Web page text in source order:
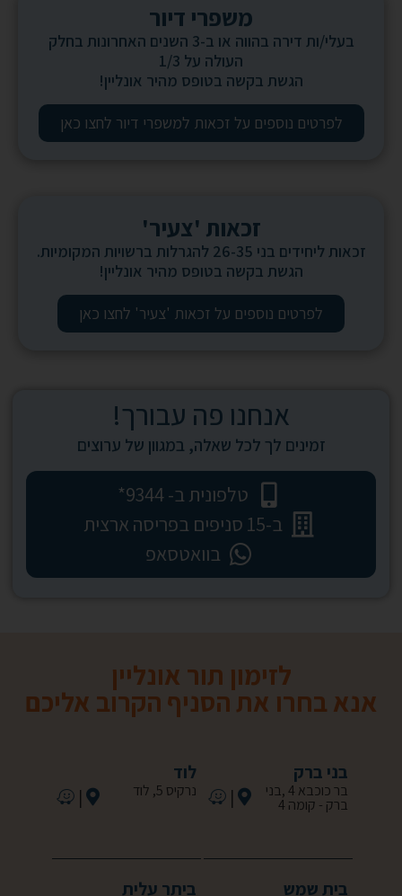
משפרי דיור
בעלי/ות דירה בהווה או ב-3 השנים האחרונות בחלק
העולה על 1/3
הגשת בקשה בטופס מהיר אונליין!
לפרטים נוספים על זכאות למשפרי דיור לחצו כאן
זכאות 'צעיר'
זכאות ליחידים בני 26-35 להגרלות ברשויות המקומיות.
הגשת בקשה בטופס מהיר אונליין!
לפרטים נוספים על זכאות 'צעיר' לחצו כאן
אנחנו פה עבורך!
זמינים לך לכל שאלה, במגוון של ערוצים
טלפונית ב- 9344*
ב-15 סניפים בפריסה ארצית
בוואטסאפ
לזימון תור אונליין
אנא בחרו את הסניף הקרוב אליכם
בני ברק
|
בר כוכבא 4 ,בני
ברק - קומה 4
לוד
|
נרקיס 5, לוד
בית שמש
ביתר עלית